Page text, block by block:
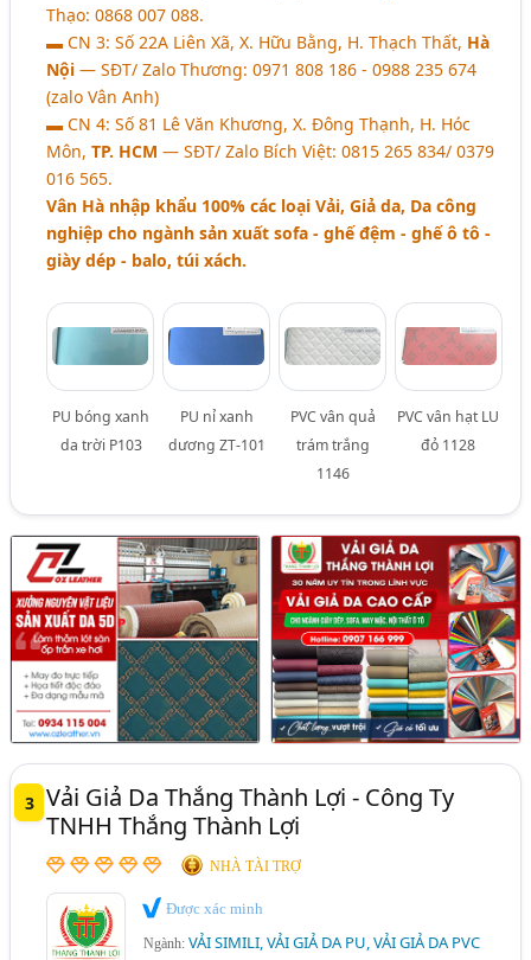
Thạo: 0868 007 088.
▬ CN 3: Số 22A Liên Xã, X. Hữu Bằng, H. Thạch Thất, Hà
Nội ― SĐT/ Zalo Thương: 0971 808 186 - 0988 235 674
(zalo Vân Anh)
▬ CN 4: Số 81 Lê Văn Khương, X. Đông Thạnh, H. Hóc
Môn,TP. HCM ― SĐT/ Zalo Bích Việt: 0815 265 834/ 0379
016 565.
Vân Hà nhập khẩu 100% các loại Vải, Giả da, Da công
nghiệp cho ngành sản xuất sofa - ghế đệm - ghế ô tô -
giày dép - balo, túi xách.
PU bóng xanh
da trời P103
PU nỉ xanh
dương ZT-101
PVC vân quả
trám trắng
1146
PVC vân hạt LU
đỏ 1128
3 Vải Giả Da Thắng Thành Lợi - Công Ty
TNHH Thắng Thành Lợi
NHÀ TÀI TRỢ
Được xác minh
Ngành:VẢI SIMILI, VẢI GIẢ DA PU, VẢI GIẢ DA PVC